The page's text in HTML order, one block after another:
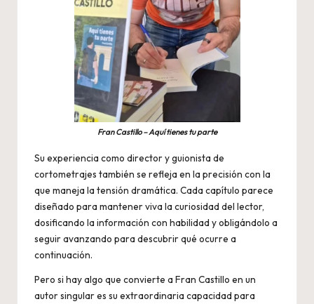
Fran Castillo – Aquí tienes tu parte
Su experiencia como director y guionista de
cortometrajes también se refleja en la precisión con la
que maneja la tensión dramática. Cada capítulo parece
diseñado para mantener viva la curiosidad del lector,
dosificando la información con habilidad y obligándolo a
seguir avanzando para descubrir qué ocurre a
continuación.
Pero si hay algo que convierte a Fran Castillo en un
autor singular es su extraordinaria capacidad para